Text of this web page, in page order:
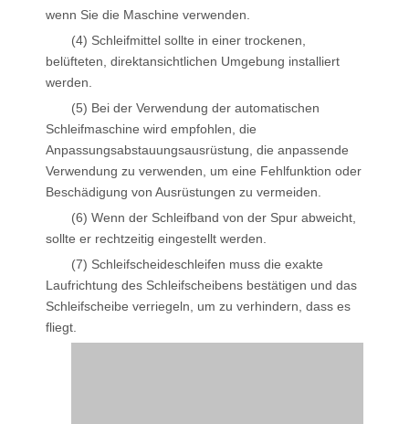
wenn Sie die Maschine verwenden.
(4) Schleifmittel sollte in einer trockenen,
belüfteten, direktansichtlichen Umgebung installiert
werden.
(5) Bei der Verwendung der automatischen
Schleifmaschine wird empfohlen, die
Anpassungsabstauungsausrüstung, die anpassende
Verwendung zu verwenden, um eine Fehlfunktion oder
Beschädigung von Ausrüstungen zu vermeiden.
(6) Wenn der Schleifband von der Spur abweicht,
sollte er rechtzeitig eingestellt werden.
(7) Schleifscheideschleifen muss die exakte
Laufrichtung des Schleifscheibens bestätigen und das
Schleifscheibe verriegeln, um zu verhindern, dass es
fliegt.